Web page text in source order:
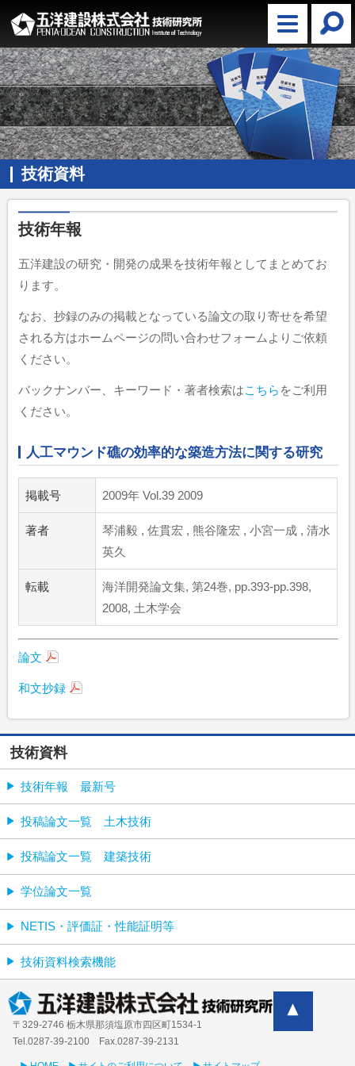
技術資料
技術年報
五洋建設の研究・開発の成果を技術年報としてまとめてお
ります。
なお、抄録のみの掲載となっている論文の取り寄せを希望
される方はホームページの問い合わせフォームよりご依頼
ください。
バックナンバー、キーワード・著者検索はこちら をご利用
ください。
人工マウンド礁の効率的な築造方法に関する研究
掲載号 2009年 Vol.39 2009
著者
琴浦毅 , 佐貫宏 , 熊谷隆宏 , 小宮一成 , 清水
英久
転載
海洋開発論文集, 第24巻, pp.393-pp.398,
2008, 土木学会
論文
和文抄録
技術資料
技術年報 最新号
投稿論文一覧 土木技術
投稿論文一覧 建築技術
学位論文一覧
NETIS・評価証・性能証明等
技術資料検索機能
〒329-2746 栃木県那須塩原市四区町1534-1
Tel.0287-39‐2100 Fax.0287-39-2131